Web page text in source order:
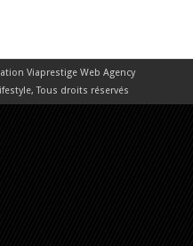
Viaprestige Web Agency
Tous droits réservés